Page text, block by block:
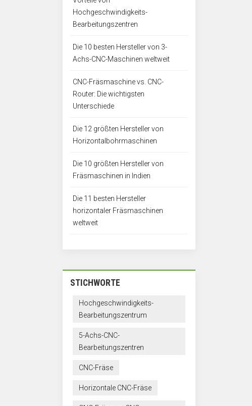
Hochgeschwindigkeits-
Bearbeitungszentren
Die 10 besten Hersteller von 3-
Achs-CNC-Maschinen weltweit
CNC-Fräsmaschine vs. CNC-
Router: Die wichtigsten
Unterschiede
Die 12 größten Hersteller von
Horizontalbohrmaschinen
Die 10 größten Hersteller von
Fräsmaschinen in Indien
Die 11 besten Hersteller
horizontaler Fräsmaschinen
weltweit
STICHWORTE
Hochgeschwindigkeits-
Bearbeitungszentrum
5-Achs-CNC-
Bearbeitungszentren
CNC-Fräse
Horizontale CNC-Fräse